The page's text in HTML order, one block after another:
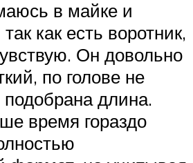
в майке и
как есть воротник,
Он довольно
по голове не
длина.
время гораздо